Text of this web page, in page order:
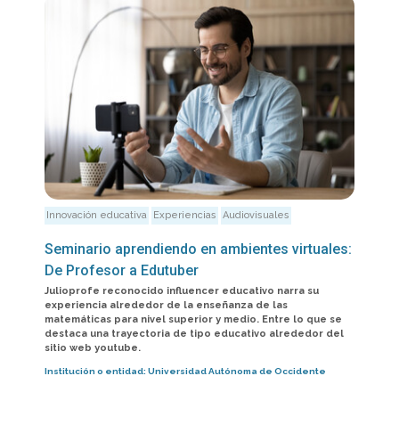
Innovación educativa Experiencias Audiovisuales
Seminario aprendiendo en ambientes virtuales:
De Profesor a Edutuber
Julioprofe reconocido influencer educativo narra su
experiencia alrededor de la enseñanza de las
matemáticas para nivel superior y medio. Entre lo que se
destaca una trayectoria de tipo educativo alrededor del
sitio web youtube.
Institución o entidad: Universidad Autónoma de Occidente